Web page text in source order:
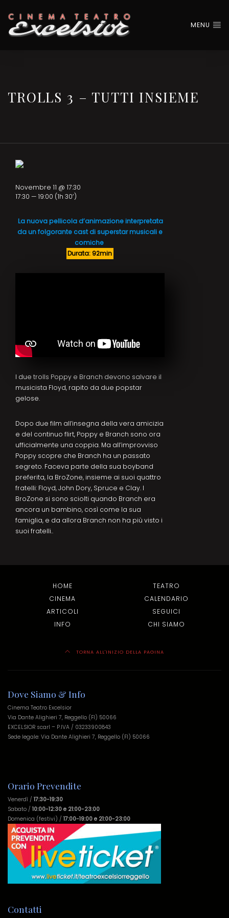
MENU
TROLLS 3 – TUTTI INSIEME
La nuova pellicola d’animazione interpretata
da un folgorante cast di superstar musicali e
comiche
Durata: 92min
I due trolls Poppy e Branch devono salvare il
musicista Floyd, rapito da due popstar
gelose.
Dopo due film all’insegna della vera amicizia
e del continuo flirt, Poppy e Branch sono ora
ufficialmente una coppia. Ma all’improvviso
Poppy scopre che Branch ha un passato
segreto. Faceva parte della sua boyband
preferita, la BroZone, insieme ai suoi quattro
fratelli: Floyd, John Dory, Spruce e Clay. I
BroZone si sono sciolti quando Branch era
ancora un bambino, così come la sua
famiglia, e da allora Branch non ha più visto i
suoi fratelli..
Novembre 11 @ 17:30
17:30 — 19:00 (1h 30′)
HOME
TEATRO
CINEMA
CALENDARIO
ARTICOLI
SEGUICI
INFO
CHI SIAMO
TORNA ALL'INIZIO DELLA PAGINA
Dove Siamo & Info
Cinema Teatro Excelsior
Via Dante Alighieri 7, Reggello (FI) 50066
EXCELSIOR scarl – P.IVA / 03233900843
Sede legale: Via Dante Alighieri 7, Reggello (FI) 50066
Orario Prevendite
Venerdì / 17:30-19:30
Sabato / 10:00-12:30 e 21:00-23:00
Domenica (festivi) / 17:00-19:00 e 21:00-23:00
Contatti